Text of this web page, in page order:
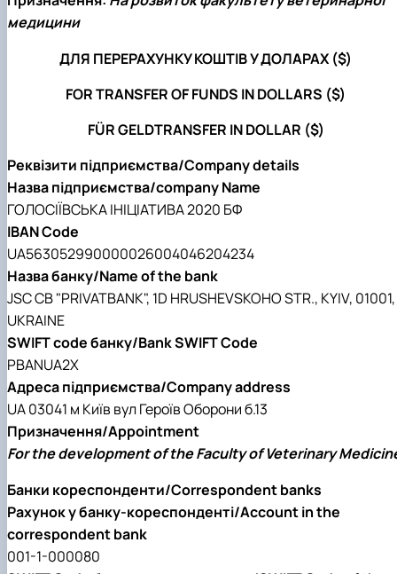
медицини
ДЛЯ ПЕРЕРАХУНКУ КОШТІВ У ДОЛАРАХ ($)
FOR TRANSFER OF FUNDS IN DOLLARS ($)
FÜR GELDTRANSFER IN DOLLAR ($)
Реквізити підприємства/Company details
Назва підприємства/company Name
ГОЛОСIЇВСЬКА IНIЦIАТИВА 2020 БФ
IBAN Code
UA563052990000026004046204234
Назва банку/Name of the bank
JSC CB "PRIVATBANK", 1D HRUSHEVSKOHO STR., KYIV, 01001,
UKRAINE
SWIFT code банку/Bank SWIFT Code
PBANUA2X
Адреса підприємства/Company address
UA 03041 м Київ вул Героїв Оборони б.13
Призначення/Appointment
For the development of the Faculty of Veterinary
Банки кореспонденти/Correspondent banks
Рахунок у банку-кореспонденті/Account in the
correspondent bank
001-1-000080